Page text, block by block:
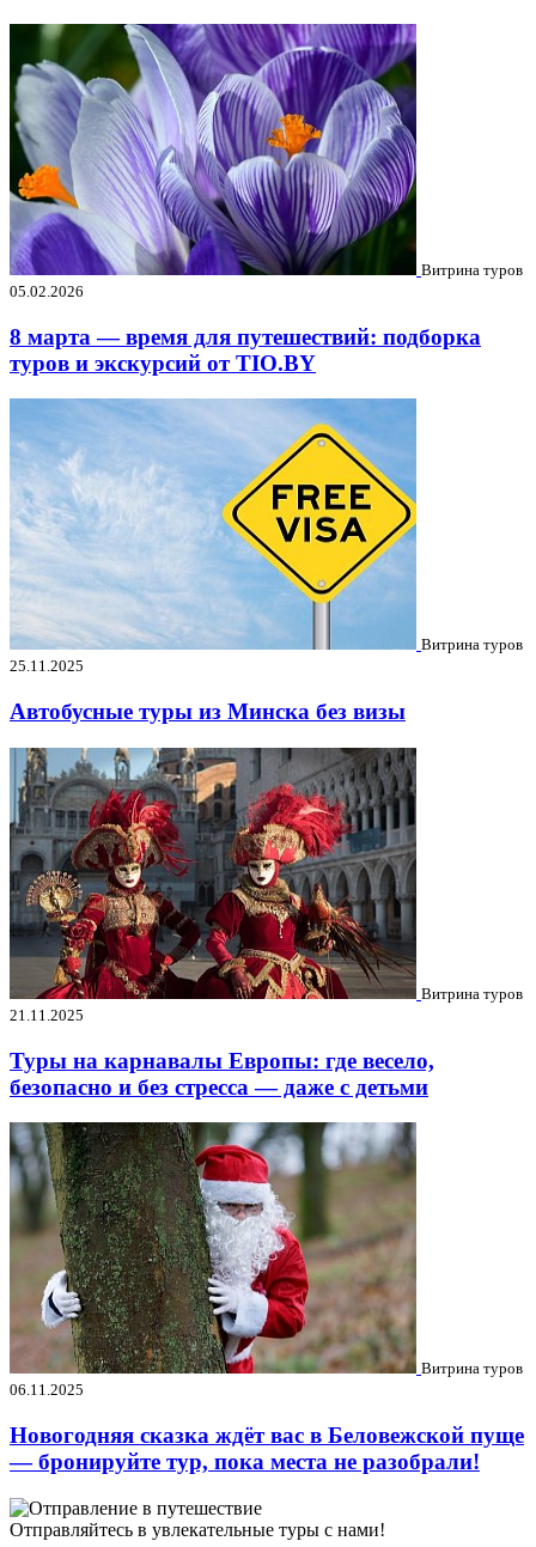
Витрина туров
05.02.2026
8 марта — время для путешествий: подборка
туров и экскурсий от TIO.BY
Витрина туров
25.11.2025
Автобусные туры из Минска без визы
Витрина туров
21.11.2025
Туры на карнавалы Европы: где весело,
безопасно и без стресса — даже с детьми
Витрина туров
06.11.2025
Новогодняя сказка ждёт вас в Беловежской пуще
— бронируйте тур, пока места не разобрали!
Отправляйтесь в увлекательные туры с нами!